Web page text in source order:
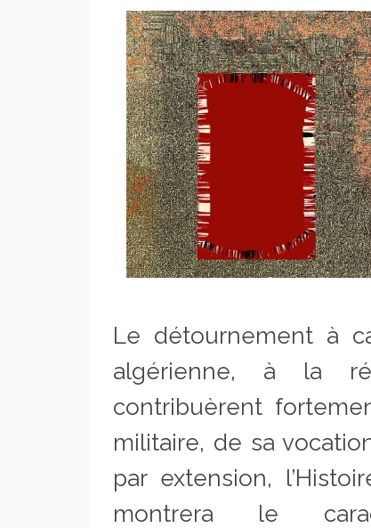
Le détournement à
algérienne, à la
contribuèrent
militaire, de sa
par extension,
montrera le